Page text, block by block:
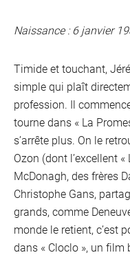
Naissance : 6 janvier
Timide et touchant,
simple qui plaît
profession. Il
tourne dans « La
s’arrête plus. On le
Ozon (dont l’excellent «
McDonagh, des frères
Christophe Gans,
grands, comme
monde le retient, c’est
dans « Cloclo », un